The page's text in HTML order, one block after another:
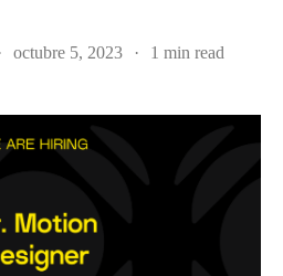
· octubre 5, 2023 · 1 min read